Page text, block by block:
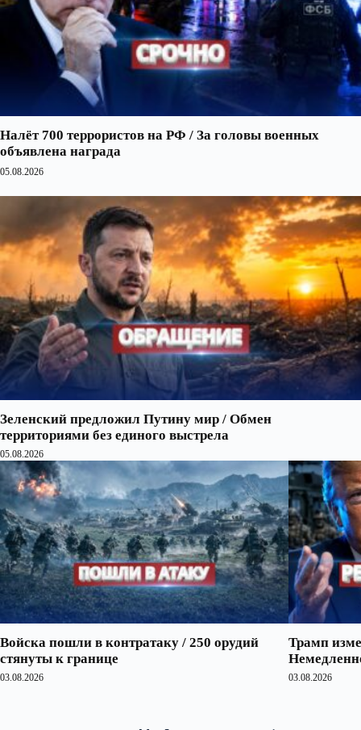
Налёт 700 террористов на РФ / За головы военных
объявлена награда
05.08.2026
Зеленский предложил Путину мир / Обмен
территориями без единого выстрела
05.08.2026
Войска пошли в контратаку / 250 орудий
стянуты к границе
03.08.2026
Трамп
03.08.2026